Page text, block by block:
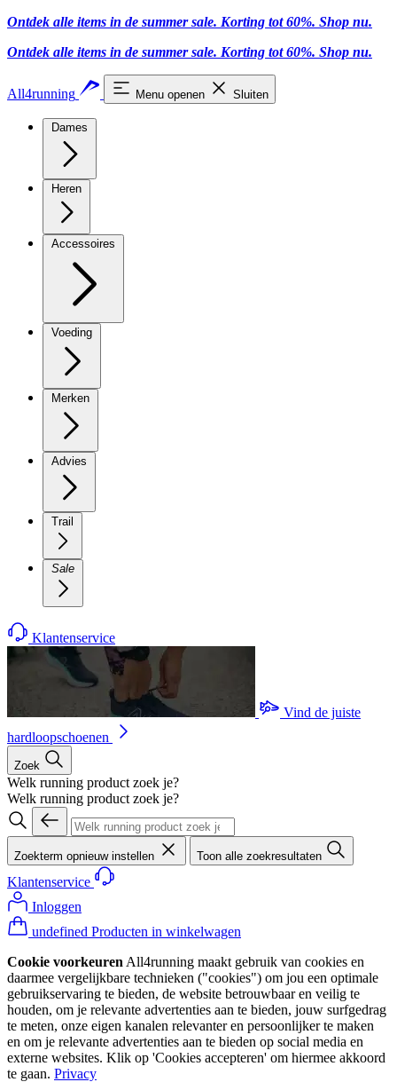
Ontdek alle items in de summer sale. Korting tot 60%. Shop nu.
Ontdek alle items in de summer sale. Korting tot 60%. Shop nu.
All4running Menu openen Sluiten
Dames
Heren
Accessoires
Voeding
Merken
Advies
Trail
Sale
Klantenservice
Vind de juiste
hardloopschoenen
Zoek
Welk running product zoek je?
Welk running product zoek je?
Zoekterm opnieuw instellen Toon alle zoekresultaten
Klantenservice
Inloggen
undefined Producten in winkelwagen
Cookie voorkeuren All4running maakt gebruik van cookies en
daarmee vergelijkbare technieken ("cookies") om jou een optimale
gebruikservaring te bieden, de website betrouwbaar en veilig te
houden, om je relevante advertenties aan te bieden, jouw surfgedrag
te meten, onze eigen kanalen relevanter en persoonlijker te maken
en om je relevante advertenties aan te bieden op social media en
externe websites. Klik op 'Cookies accepteren' om hiermee akkoord
te gaan. Privacy